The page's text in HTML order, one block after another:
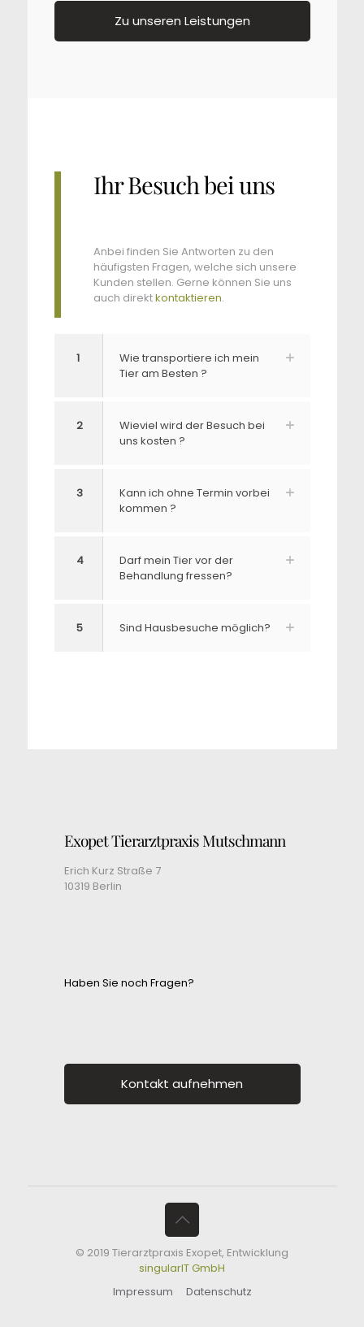
Zu unseren Leistungen
Ihr Besuch bei uns
Anbei finden Sie Antworten zu den
häufigsten Fragen, welche sich unsere
Kunden stellen. Gerne können Sie uns
auch direktkontaktieren.
1
Wie transportiere ich mein
Tier am Besten ?
2
Wieviel wird der Besuch bei
uns kosten ?
3
Kann ich ohne Termin vorbei
kommen ?
4
Darf mein Tier vor der
Behandlung fressen?
5 Sind Hausbesuche möglich?
Exopet Tierarztpraxis Mutschmann
Erich Kurz Straße 7
10319 Berlin
Haben Sie noch Fragen?
Kontakt aufnehmen
© 2019 Tierarztpraxis Exopet, Entwicklung
singularIT GmbH
Impressum
Datenschutz